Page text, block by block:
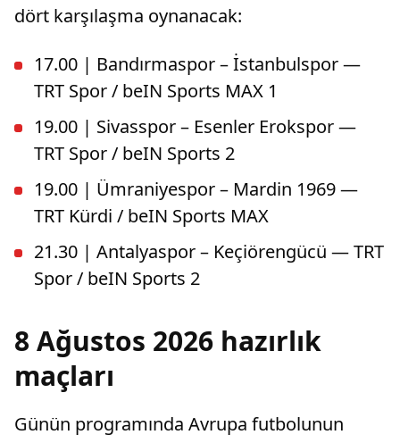
dört karşılaşma oynanacak:
17.00 | Bandırmaspor – İstanbulspor —
TRT Spor / beIN Sports MAX 1
19.00 | Sivasspor – Esenler Erokspor —
TRT Spor / beIN Sports 2
19.00 | Ümraniyespor – Mardin 1969 —
TRT Kürdi / beIN Sports MAX
21.30 | Antalyaspor – Keçiörengücü — TRT
Spor / beIN Sports 2
8 Ağustos 2026 hazırlık
maçları
Günün programında Avrupa futbolunun